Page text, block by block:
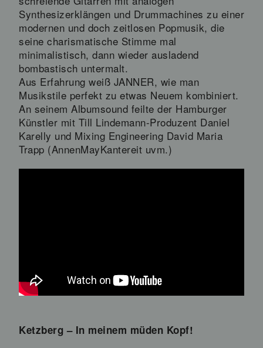
Synthesizerklängen und Drummachines zu einer
modernen und doch zeitlosen Popmusik, die
seine charismatische Stimme mal
minimalistisch, dann wieder ausladend
bombastisch untermalt.
Aus Erfahrung weiß JANNER, wie man
Musikstile perfekt zu etwas Neuem kombiniert.
An seinem Albumsound feilte der Hamburger
Künstler mit Till Lindemann-Produzent Daniel
Karelly und Mixing Engineering David Maria
Trapp (AnnenMayKantereit uvm.)
Ketzberg – In meinem müden Kopf!